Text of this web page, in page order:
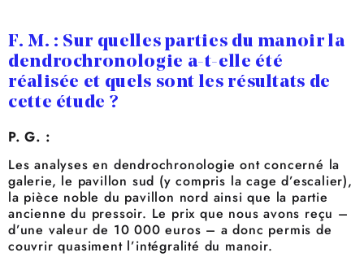
F. M. : Sur quelles parties du manoir la
dendrochronologie a-t-elle été
réalisée et quels sont les résultats de
cette étude ?
P. G. :
Les analyses en dendrochronologie ont concerné la
galerie, le pavillon sud (y compris la cage d’escalier),
la pièce noble du pavillon nord ainsi que la partie
ancienne du pressoir. Le prix que nous avons reçu –
d’une valeur de 10 000 euros – a donc permis de
couvrir quasiment l’intégralité du manoir.